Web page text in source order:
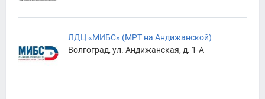
ЛДЦ «МИБС» (МРТ на Андижанской)
Волгоград, ул. Андижанская, д. 1-А